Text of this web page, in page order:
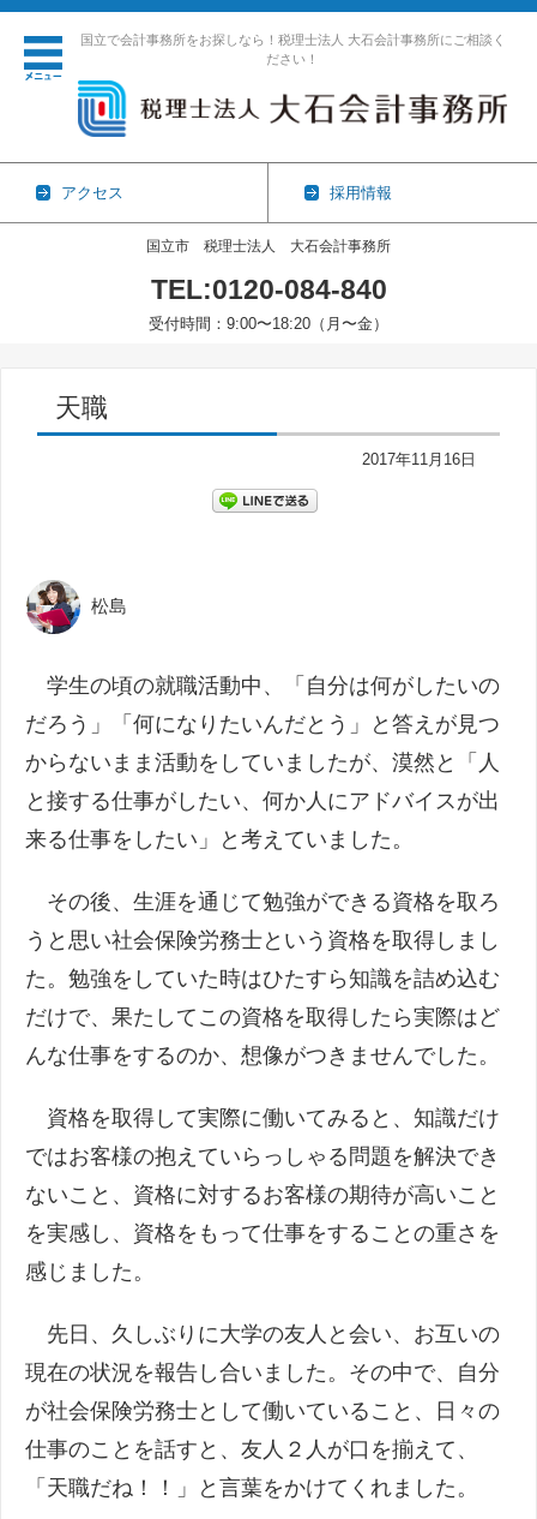
国立で会計事務所をお探しなら！税理士法人 大石会計事務所にご相談く
ださい！
アクセス 採用情報
国立市 税理士法人 大石会計事務所
TEL:0120-084-840
受付時間：9:00〜18:20（月〜金）
天職
2017年11月16日
松島
学生の頃の就職活動中、「自分は何がしたいの
だろう」「何になりたいんだとう」と答えが見つ
からないまま活動をしていましたが、漠然と「人
と接する仕事がしたい、何か人にアドバイスが出
来る仕事をしたい」と考えていました。
その後、生涯を通じて勉強ができる資格を取ろ
うと思い社会保険労務士という資格を取得しまし
た。勉強をしていた時はひたすら知識を詰め込む
だけで、果たしてこの資格を取得したら実際はど
んな仕事をするのか、想像がつきませんでした。
資格を取得して実際に働いてみると、知識だけ
ではお客様の抱えていらっしゃる問題を解決でき
ないこと、資格に対するお客様の期待が高いこと
を実感し、資格をもって仕事をすることの重さを
感じました。
先日、久しぶりに大学の友人と会い、お互いの
現在の状況を報告し合いました。その中で、自分
が社会保険労務士として働いていること、日々の
仕事のことを話すと、友人２人が口を揃えて、
「天職だね！！」と言葉をかけてくれました。